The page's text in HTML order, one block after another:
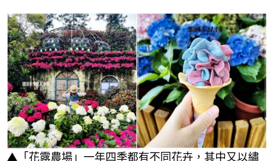
▲「花露農場」一年四季都有不同花卉，其中又以繡